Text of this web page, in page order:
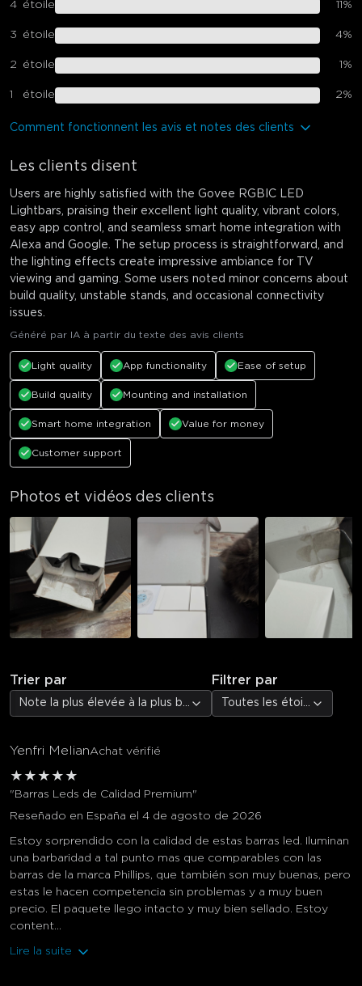
4 étoile 11 %
3 étoile 4%
2 étoile 1 %
1 étoile 2%
Comment fonctionnent les avis et notes des clients
Les clients disent
Users are highly satisfied with the Govee RGBIC LED
Lightbars, praising their excellent light quality, vibrant colors,
easy app control, and seamless smart home integration with
Alexa and Google. The setup process is straightforward, and
the lighting effects create impressive ambiance for TV
viewing and gaming. Some users noted minor concerns about
build quality, unstable stands, and occasional connectivity
issues.
Généré par IA à partir du texte des avis clients
Light quality App functionality Ease of setup
Build quality Mounting and installation
Smart home integration Value for money
Customer support
Photos et vidéos des clients
Trier par
Note la plus élevée à la plus basse
Filtrer par
Toutes les étoiles
Yenfri MelianAchat vérifié
★ ★ ★ ★ ★
"Barras Leds de Calidad Premium"
Reseñado en España el 4 de agosto de 2026
Estoy sorprendido con la calidad de estas barras led. Iluminan
una barbaridad a tal punto mas que comparables con las
barras de la marca Phillips, que también son muy buenas, pero
estas le hacen competencia sin problemas y a muy buen
precio. El paquete llego intacto y muy bien sellado. Estoy
content...
Lire la suite